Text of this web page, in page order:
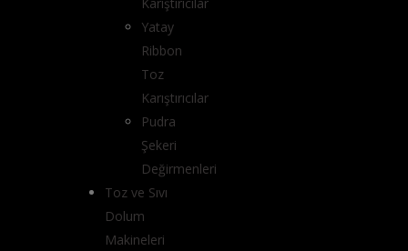
Yatay
Ribbon
Toz
Karıştırıcılar
Pudra
Şekeri
Değirmenleri
Toz ve Sıvı
Dolum
Makineleri